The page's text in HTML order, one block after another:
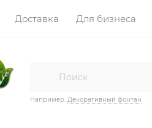
Доставка Для бизнеса
Например: Декоративный фонтан